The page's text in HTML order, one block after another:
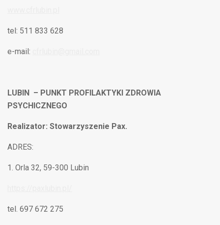
tel: 511 833 628
e-mail:
LUBIN – PUNKT PROFILAKTYKI ZDROWIA
PSYCHICZNEGO
Realizator: Stowarzyszenie Pax.
ADRES:
Orla 32, 59-300 Lubin
tel. 697 672 275